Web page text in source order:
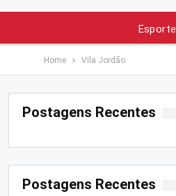
Esporte
Home Vila Jordão
Postagens Recentes
Postagens Recentes